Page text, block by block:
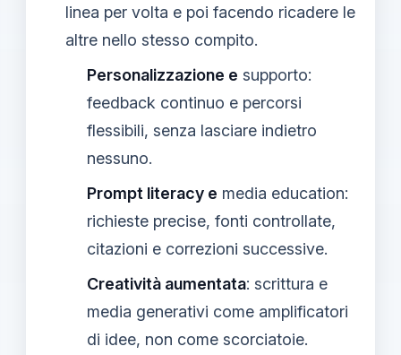
linea per volta e poi facendo ricadere le
altre nello stesso compito.
Personalizzazione e supporto:
feedback continuo e percorsi
flessibili, senza lasciare indietro
nessuno.
Prompt literacy e media education:
richieste precise, fonti controllate,
citazioni e correzioni successive.
Creatività aumentata: scrittura e
media generativi come amplificatori
di idee, non come scorciatoie.